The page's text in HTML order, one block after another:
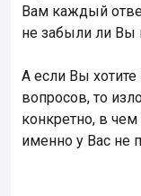
Вам каждый
не забыли ли Вы
А если Вы
вопросов, то
конкретно, в чем
именно у Вас не